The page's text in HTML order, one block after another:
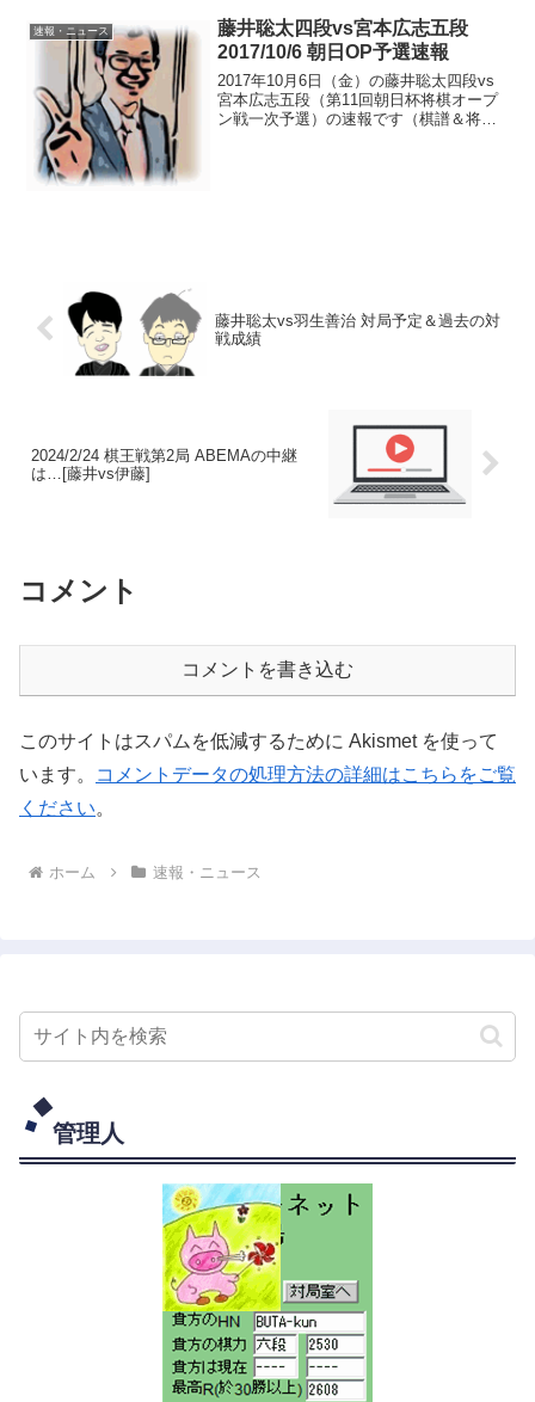
速報・ニュース
藤井聡太四段vs宮本広志五段
2017/10/6 朝日OP予選速報
2017年10月6日（金）の藤井聡太四段vs
宮本広志五段（第11回朝日杯将棋オープ
ン戦一次予選）の速報です（棋譜＆将棋
藤井聡太vs羽生善治 対局予定＆過去の対
戦成績
2024/2/24 棋王戦第2局 ABEMAの中継
は…[藤井vs伊藤]
コメント
コメントを書き込む
このサイトはスパムを低減するために Akismet を使って
います。
コメントデータの処理方法の詳細はこちらをご覧
ください。
ホーム 速報・ニュース
管理人